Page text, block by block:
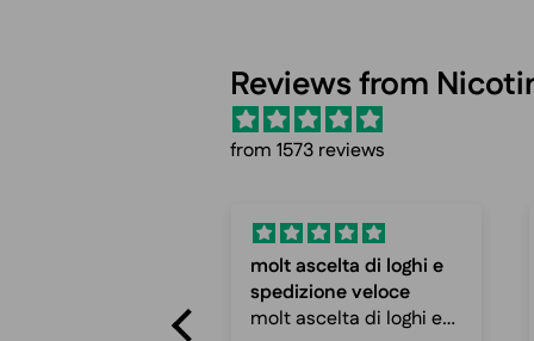
Reviews from
from 1573 reviews
Fast shipping and
cheap prices
Fast shipping and